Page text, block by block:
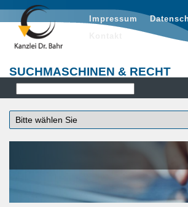
Impressum
SUCHMASCHINEN & RECHT